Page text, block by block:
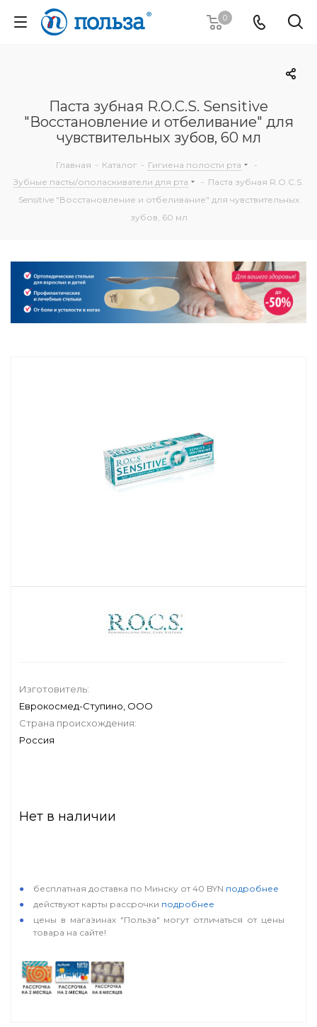
0
Паста зубная R.O.C.S. Sensitive
"Восстановление и отбеливание" для
чувствительных зубов, 60 мл
Главная - Каталог - Гигиена полости рта
-
Зубные пасты/ополаскиватели для рта
- Паста зубная R.O.C.S.
Sensitive "Восстановление и отбеливание" для чувствительных
зубов, 60 мл
Изготовитель:
Еврокосмед-Ступино, ООО
Страна происхождения:
Россия
Нет в наличии
бесплатная доставка по Минску от 40 BYN подробнее
действуют карты рассрочки подробнее
цены в магазинах "Польза" могут отличаться от цены
товара на сайте!